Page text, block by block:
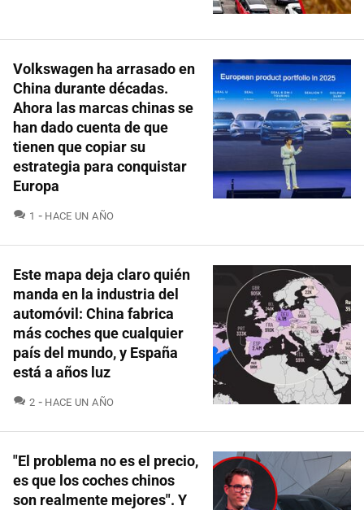
Volkswagen ha arrasado en
China durante décadas.
Ahora las marcas chinas se
han dado cuenta de que
tienen que copiar su
estrategia para conquistar
Europa
1 COMENTARIOS
HACE UN AÑO
Este mapa deja claro quién
manda en la industria del
automóvil: China fabrica
más coches que cualquier
país del mundo, y España
está a años luz
2 COMENTARIOS
HACE UN AÑO
"El problema no es el precio,
es que los coches chinos
son realmente mejores". Y